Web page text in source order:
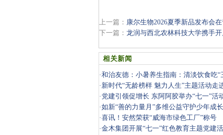
上一篇： 康尔生物2026夏季新品发布会
下一篇： 龙润与西北农林科技大学携手
相关新闻
·和治友德：小暑养生指南：清淡饮食吃“
· 新时代“无龄榜样 魅力人生”主题活动走
· 党建引领促增长 东阿阿胶举办“七一”活
·如新“善的力量月”多维公益守护少年成长
·喜讯！安然荣获“威海市绿色工厂”称号
·金木集团开展“七一”红色教育主题党建